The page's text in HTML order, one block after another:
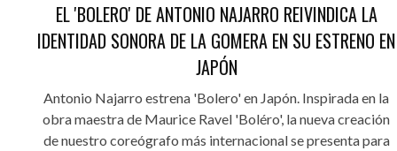
EL 'BOLERO' DE ANTONIO NAJARRO REIVINDICA LA
IDENTIDAD SONORA DE LA GOMERA EN SU ESTRENO EN
JAPÓN
Antonio Najarro estrena 'Bolero' en Japón. Inspirada en la
obra maestra de Maurice Ravel 'Boléro', la nueva creación
de nuestro coreógrafo más internacional se presenta para